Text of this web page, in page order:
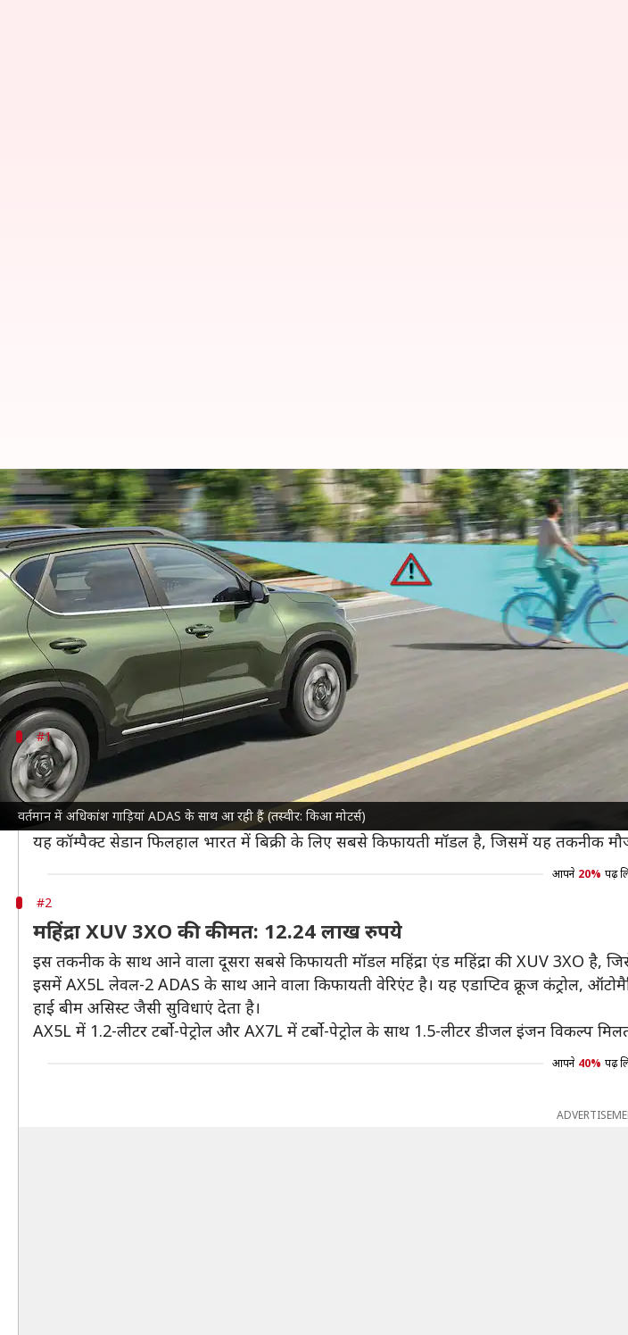
वर्तमान में अधिकांश गाड़ियां ADAS के साथ आ रही हैं (तस्वीर: किआ मोटर्स)
ये हैं ADAS के साथ आने वाली 5 सबसे किफायती कारें,
लेखन दिनेश चंद शर्मा Jul 10, 2025 06:37 am
क्या है खबर?
बढ़ते हादसों को देखते हुए नई कार खरीदने वालों के लिए अब लुक और अन्य फीचर्स के साथ
हैं।
इसके लिए ज्यादातर नए मॉडल एडवांस ड्राइवर असिस्टेंस सिस्टम (ADAS)से लैस होकर आ रहे हैं,
#1
होंडा अमेज की कीमत: 10 लाख रुपये
जापानी कार निर्माता होंडा ने पिछले साल अमेज को ADAS फीचर के साथ अपडेट किया है। इस
तीसरी जनरेशन कीहोंडा अमेजके कैमरा-आधारित सिस्टम में एडाप्टिव क्रूज कंट्रोल, ऑटोनॉमस
यह कॉम्पैक्ट सेडान फिलहाल भारत में बिक्री के लिए सबसे किफायती मॉडल है, जिसमें यह तकनीक
आपने 20% पढ़
#2
महिंद्रा XUV 3XO की कीमत: 12.24 लाख रुपये
इस तकनीक के साथ आने वाला दूसरा सबसे किफायती मॉडल महिंद्रा एंड महिंद्रा की XUV 3XO है,
इसमें AX5L लेवल-2 ADAS के साथ आने वाला किफायती वेरिएंट है। यह एडाप्टिव क्रूज कंट्रोल,
हाई बीम असिस्ट जैसी सुविधाएं देता है।
AX5L में 1.2-लीटर टर्बो-पेट्रोल और AX7L में टर्बो-पेट्रोल के साथ 1.5-लीटर डीजल इंजन विकल्प
आपने 40% पढ़